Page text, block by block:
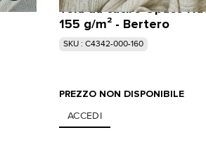
Tela da cucire Opaco
155 g/m² - Bertero
SKU : C4342-000-160
PREZZO NON DISPONIBILE
ACCEDI